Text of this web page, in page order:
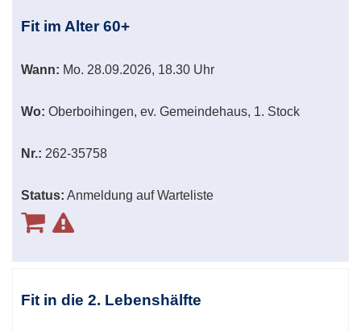
Fit im Alter 60+
Wann: Mo. 28.09.2026, 18.30 Uhr
Wo: Oberboihingen, ev. Gemeindehaus, 1. Stock
Nr.: 262-35758
Status: Anmeldung auf Warteliste
Fit in die 2. Lebenshälfte